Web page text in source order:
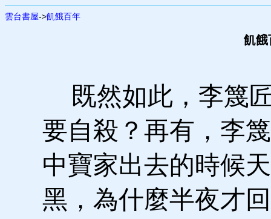
雲台書屋->飢餓百年
飢
既然如此，李篾
要自殺？再有，李
中寶家出去的時候
黑，為什麼半夜才